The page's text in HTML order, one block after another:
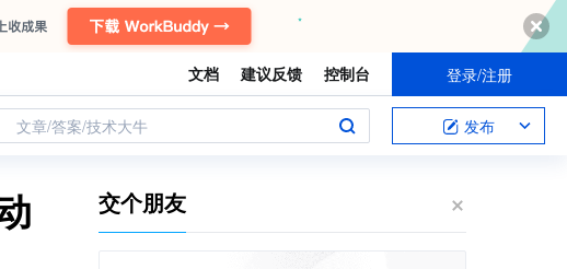
文档 建议反馈 控制台 登录/注册
文章/答案/技术大牛 发布
交个朋友